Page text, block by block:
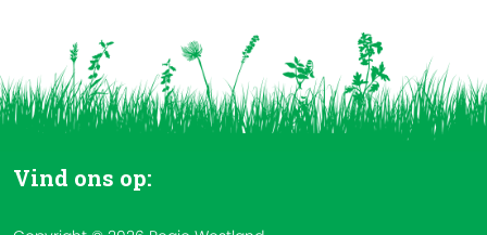
Vind ons op: